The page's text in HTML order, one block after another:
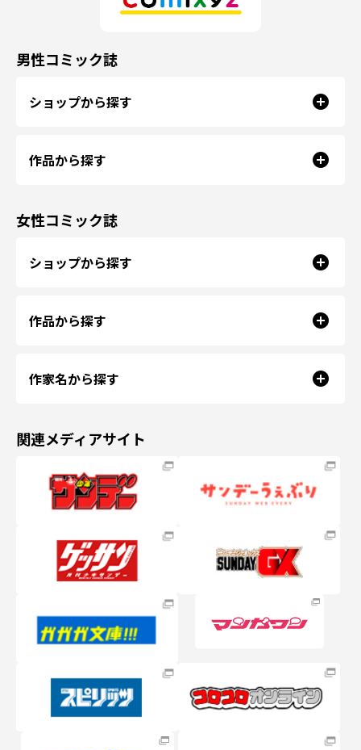
男性コミック誌
ショップから探す
作品から探す
女性コミック誌
ショップから探す
作品から探す
作家名から探す
関連メディアサイト